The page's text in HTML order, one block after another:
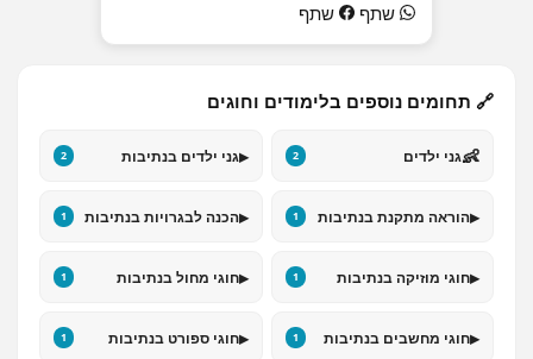
שתף שתף
🔗 תחומים נוספים בלימודים וחוגים
👶גני ילדים 2
▸גני ילדים בנתיבות 2
▸הוראה מתקנת בנתיבות 1
▸הכנה לבגרויות בנתיבות 1
▸חוגי מוזיקה בנתיבות 1
▸חוגי מחול בנתיבות 1
▸חוגי מחשבים בנתיבות 1
▸חוגי ספורט בנתיבות 1